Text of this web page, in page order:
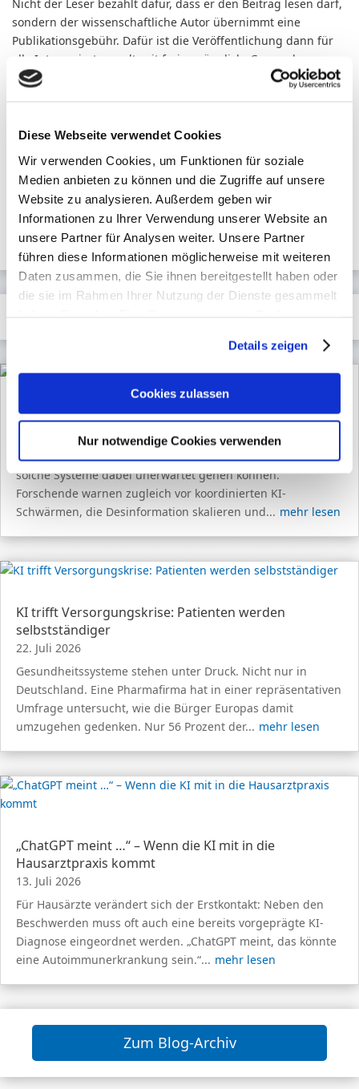
Diese Webseite verwendet Cookies
Wir verwenden Cookies, um Funktionen für soziale
Medien anbieten zu können und die Zugriffe auf unsere
Website zu analysieren. Außerdem geben wir
Informationen zu Ihrer Verwendung unserer Website an
unsere Partner für Analysen weiter. Unsere Partner
führen diese Informationen möglicherweise mit weiteren
Daten zusammen, die Sie ihnen bereitgestellt haben oder
die sie im Rahmen Ihrer Nutzung der Dienste gesammelt
Erfahren Sie in unsererDatenschutzerklärungmehr
darüber, wer wir sind, wie Sie uns kontaktieren können
und wie wir personenbezogene Daten verarbeiten.
Sie können Ihre Einwilligung jederzeit von derCookie-
Details zeigen
Cookies zulassen
Nur notwendige Cookies verwenden
Nicht der Leser bezahlt dafür, dass er den Beitrag lesen darf,
sondern der wissenschaftliche Autor übernimmt eine
Publikationsgebühr. Dafür ist die Veröffentlichung dann für
alle Interessierten weltweit frei zugänglich. Genau das
erwartet man doch von einer Wissensgesellschaft, oder?
zu aktivem Handeln. Sollten sich die Verlage nicht bewegen
Generation beim bestehenden System einfach den Stecker ziehen
wird.“
Gesundheitswesen in Deutschland niedrig digitalisiert
Digitale Prothesen und der Datenschutz
Wie gefährlich sind KI-Agenten?
27. Juli 2026
Ein aktueller Sicherheitsvorfall bei OpenAI zeigt, wie weit
solche Systeme dabei unerwartet gehen können.
Forschende warnen zugleich vor koordinierten KI-
Schwärmen, die Desinformation skalieren und... mehr lesen
KI trifft Versorgungskrise: Patienten werden
selbstständiger
22. Juli 2026
Gesundheitssysteme stehen unter Druck. Nicht nur in
Deutschland. Eine Pharmafirma hat in einer repräsentativen
Umfrage untersucht, wie die Bürger Europas damit
umzugehen gedenken. Nur 56 Prozent der... mehr lesen
„ChatGPT meint …“ – Wenn die KI mit in die
Hausarztpraxis kommt
13. Juli 2026
Für Hausärzte verändert sich der Erstkontakt: Neben den
Beschwerden muss oft auch eine bereits vorgeprägte KI-
Diagnose eingeordnet werden. „ChatGPT meint, das könnte
eine Autoimmunerkrankung sein.“... mehr lesen
Zum Blog-Archiv